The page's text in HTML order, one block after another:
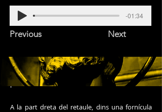
-01:34
Previous Next
El retaule d'aquesta capella va ser beneït el dia
29 de juny de 1829. El presideix la talla de fusta
policromada de Sant Pere.
A la part dreta del retaule, dins una fornícula